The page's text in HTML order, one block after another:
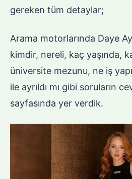
gereken tüm detaylar;
Arama motorlarında Daye
kimdir, nereli, kaç yaşında,
üniversite mezunu, ne iş
ile ayrıldı mı gibi soruların
sayfasında yer verdik.